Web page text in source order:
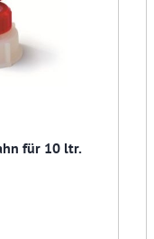
für 10 ltr.